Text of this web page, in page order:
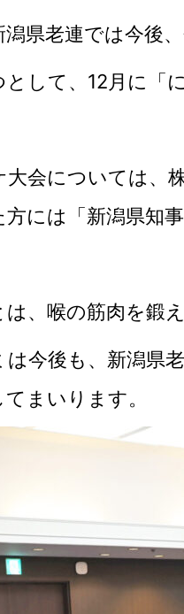
潟県老連では今後
として、12月に「
大会については、
方には「新潟県知
、喉の筋肉を鍛
は今後も、新潟県
まいります。